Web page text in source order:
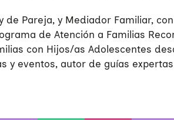
de Pareja, y Mediador Familiar,
de Atención a Familias
con Hijos/as Adolescentes
y eventos, autor de guías